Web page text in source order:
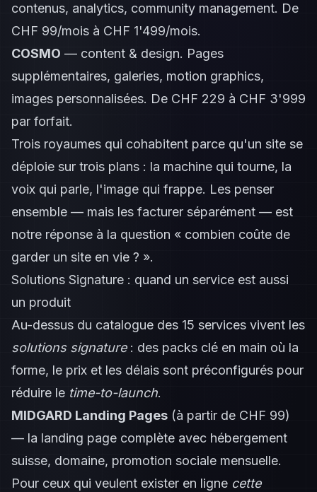
contenus, analytics, community management. De
CHF 99/mois à CHF 1'499/mois.
COSMO — content & design. Pages
supplémentaires, galeries, motion graphics,
images personnalisées. De CHF 229 à CHF 3'999
par forfait.
Trois royaumes qui cohabitent parce qu'un site se
déploie sur trois plans : la machine qui tourne, la
voix qui parle, l'image qui frappe. Les penser
ensemble — mais les facturer séparément — est
notre réponse à la question « combien coûte de
garder un site en vie ? ».
Solutions Signature : quand un service est aussi
un produit
Au-dessus du catalogue des 15 services vivent les
solutions signature: des packs clé en main où la
forme, le prix et les délais sont préconfigurés pour
réduire le time-to-launch.
MIDGARD Landing Pages (à partir de CHF 99)
— la landing page complète avec hébergement
suisse, domaine, promotion sociale mensuelle.
Pour ceux qui veulent exister en ligne cette